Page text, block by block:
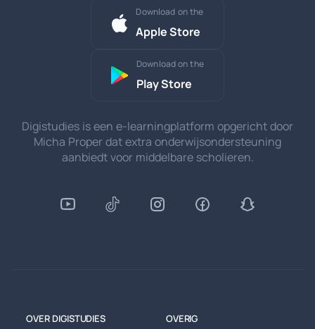
Download on the
Apple Store
Download on the
Play Store
Digistudies is een e-learningplatform opgericht door
Micha Proper dat extra onderwijsondersteuning
aanbiedt voor middelbare scholieren.
OVER DIGISTUDIES OVERIG